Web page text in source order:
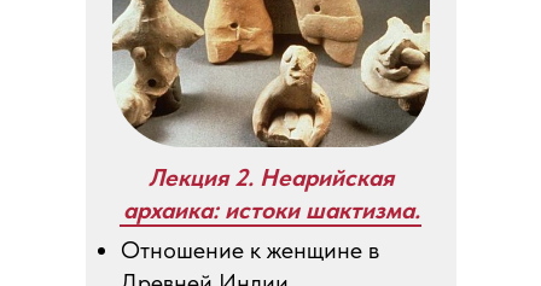
Лекция 2. Неарийская
архаика: истоки шактизма.
Отношение к женщине в